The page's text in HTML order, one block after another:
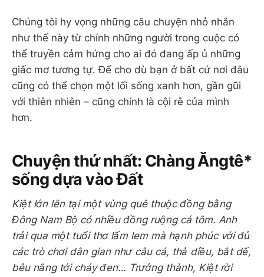
Chúng tôi hy vọng những câu chuyện nhỏ nhắn
như thế này từ chính những người trong cuộc có
thể truyền cảm hứng cho ai đó đang ấp ủ những
giấc mơ tương tự. Để cho dù bạn ở bất cứ nơi đâu
cũng có thể chọn một lối sống xanh hơn, gần gũi
với thiên nhiên – cũng chính là cội rễ của mình
hơn.
Chuyện thứ nhất: Chàng Ăngtê*
sống dựa vào Đất
Kiệt lớn lên tại một vùng quê thuộc đồng bằng
Đông Nam Bộ có nhiều đồng ruộng cá tôm. Anh
trải qua một tuổi thơ lấm lem mà hạnh phúc với đủ
các trò chơi dân gian như câu cá, thả diều, bắt dế,
bêu nắng tới cháy đen… Trưởng thành, Kiệt rời